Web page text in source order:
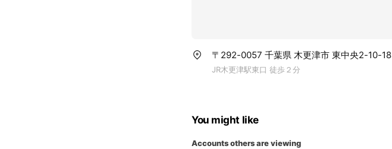
〒292-0057 千葉県 木更津市 東中央2-10-18
JR木更津駅東口 徒歩２分
You might like
Accounts others are viewing